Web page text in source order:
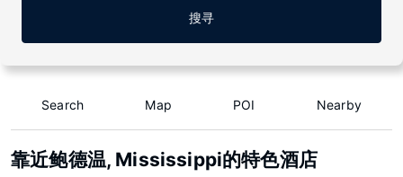
搜寻
Search Map POI Nearby
靠近鲍德温, Mississippi的特色酒店